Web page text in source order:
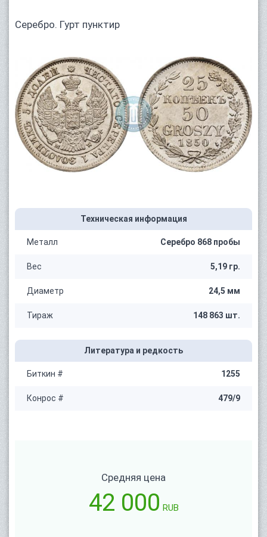
Серебро. Гурт пунктир
Техническая информация
Металл Серебро 868 пробы
Вес 5,19 гр.
Диаметр 24,5 мм
Тираж 148 863 шт.
Литература и редкость
Биткин # 1255
Конрос # 479/9
Средняя цена
42 000 RUB